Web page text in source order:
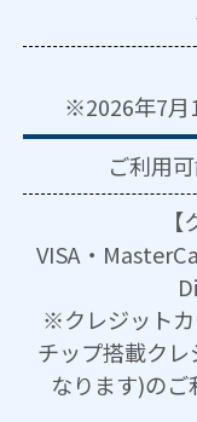
※2026年7月
ご利用
VISA・
※クレジット
チップ搭載ク
なります)のご